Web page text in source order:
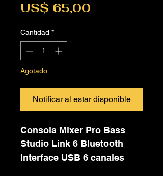
US$ 65,00
Cantidad *
Agotado
Notificar al estar disponible
Consola Mixer Pro Bass
Studio Link 6 Bluetooth
Interface USB 6 canales